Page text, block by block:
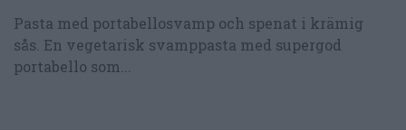
Pasta med portabellosvamp och spenat i krämig
sås. En vegetarisk svamppasta med supergod
portabello som...